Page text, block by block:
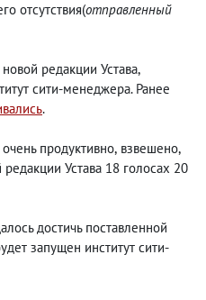
отсутствия(отправленный
редакции Устава,
сити-менеджера. Ранее
.
продуктивно, взвешено,
Устава 18 голосах 20
достичь поставленной
запущен институт сити-